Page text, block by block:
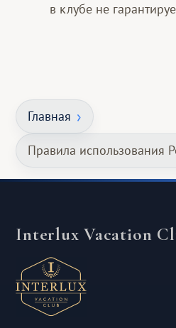
в клубе не
Главная
Правила использования
Interlux Vacation